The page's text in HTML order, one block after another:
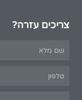
צריכים עזרה?